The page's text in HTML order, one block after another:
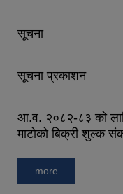
सूचना
सूचना प्रकाशन
आ.व. २०८२-८३ को
माटोको बिक्री शुल्क
more